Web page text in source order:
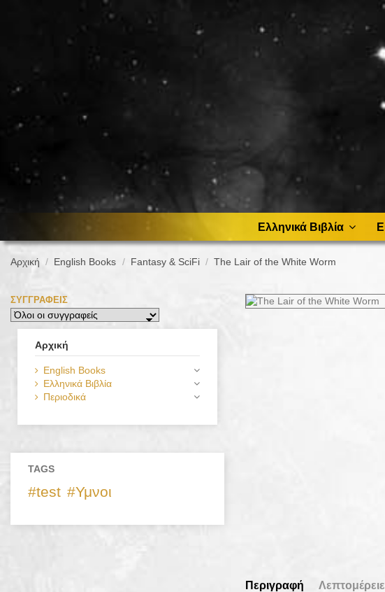
Ελληνικά Βιβλία
Αρχική English Books Fantasy & SciFi The Lair of the White Worm
Περιγραφή
ΣΥΓΓΡΑΦΕΊΣ
Αρχική
English Books
Ελληνικά Βιβλία
Περιοδικά
TAGS
test Υμνοι